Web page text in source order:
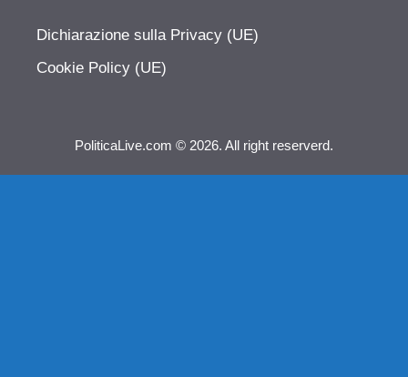
Dichiarazione sulla Privacy (UE)
Cookie Policy (UE)
PoliticaLive.com © 2026. All right reserverd.